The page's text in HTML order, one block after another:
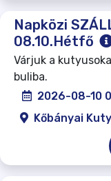
Napközi
08.10.Hétfő
Várjuk a
buliba.
2026-08-10
Kőbányai